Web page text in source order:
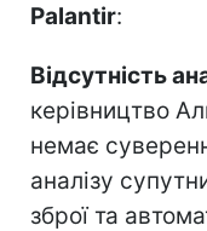
Palantir:
Відсутність
керівництво
немає
аналізу
зброї та